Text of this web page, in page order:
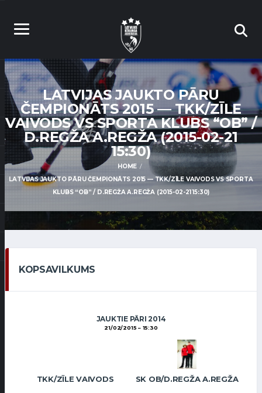
LATVIJAS JAUKTO PĀRU
ČEMPIONĀTS 2015 — TKK/ZĪLE
VAIVODS VS SPORTA KLUBS “OB” /
D.REGŽA A.REGŽA (2015-02-21
15:30)
HOME
LATVIJAS JAUKTO PĀRU ČEMPIONĀTS 2015 — TKK/ZĪLE VAIVODS VS SPORTA
KLUBS “OB” / D.REGŽA A.REGŽA (2015-02-21 15:30)
KOPSAVILKUMS
JAUKTIE PĀRI 2014
21/02/2015 15:30
TKK/ZĪLE VAIVODS SK OB/D.REGŽA A.REGŽA